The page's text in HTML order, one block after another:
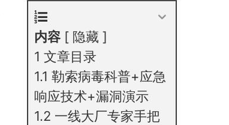
内容
隐藏
1 文章目录
1.1 勒索病毒科普+应急
响应技术+漏洞演示
1.2 一线大厂专家手把